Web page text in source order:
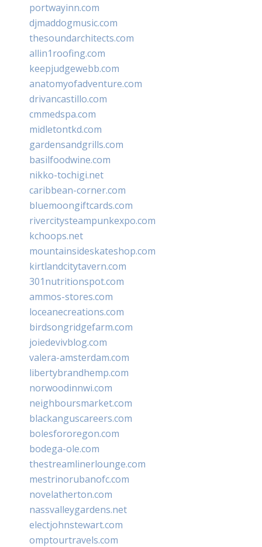
portwayinn.com
djmaddogmusic.com
thesoundarchitects.com
allin1roofing.com
keepjudgewebb.com
anatomyofadventure.com
drivancastillo.com
cmmedspa.com
midletontkd.com
gardensandgrills.com
basilfoodwine.com
nikko-tochigi.net
caribbean-corner.com
bluemoongiftcards.com
rivercitysteampunkexpo.com
kchoops.net
mountainsideskateshop.com
kirtlandcitytavern.com
301nutritionspot.com
ammos-stores.com
loceanecreations.com
birdsongridgefarm.com
joiedevivblog.com
valera-amsterdam.com
libertybrandhemp.com
norwoodinnwi.com
neighboursmarket.com
blackanguscareers.com
bolesfororegon.com
bodega-ole.com
thestreamlinerlounge.com
mestrinorubanofc.com
novelatherton.com
nassvalleygardens.net
electjohnstewart.com
omptourtravels.com